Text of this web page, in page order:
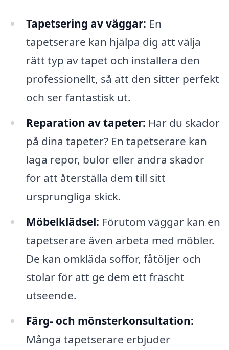
Tapetsering av väggar: En
tapetserare kan hjälpa dig att välja
rätt typ av tapet och installera den
professionellt, så att den sitter perfekt
och ser fantastisk ut.
Reparation av tapeter: Har du skador
på dina tapeter? En tapetserare kan
laga repor, bulor eller andra skador
för att återställa dem till sitt
ursprungliga skick.
Möbelklädsel: Förutom väggar kan en
tapetserare även arbeta med möbler.
De kan omkläda soffor, fåtöljer och
stolar för att ge dem ett fräscht
utseende.
Färg- och mönsterkonsultation:
Många tapetserare erbjuder